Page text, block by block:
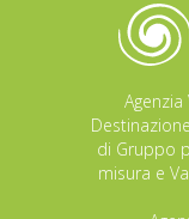
di Gruppo
misura e